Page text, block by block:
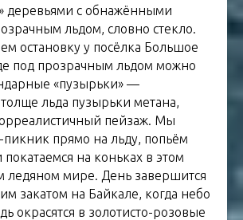
деревьями с обнажёнными
льдом, словно стекло.
остановку у посёлка Большое
под прозрачным льдом можно
«пузырьки» —
льда пузырьки метана,
пейзаж. Мы
пикник прямо на льду, попьём
покатаемся на коньках в этом
ледяном мире. День завершится
закатом на Байкале, когда небо
окрасятся в золотисто-розовые